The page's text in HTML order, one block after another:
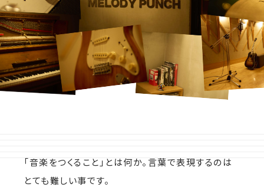
Recruit
「音楽をつくること」とは何か。言葉で表現するのは
とても難しい事です。